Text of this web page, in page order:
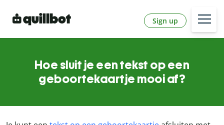
Sign up
Hoe sluit je een tekst op een
geboortekaartje mooi af?